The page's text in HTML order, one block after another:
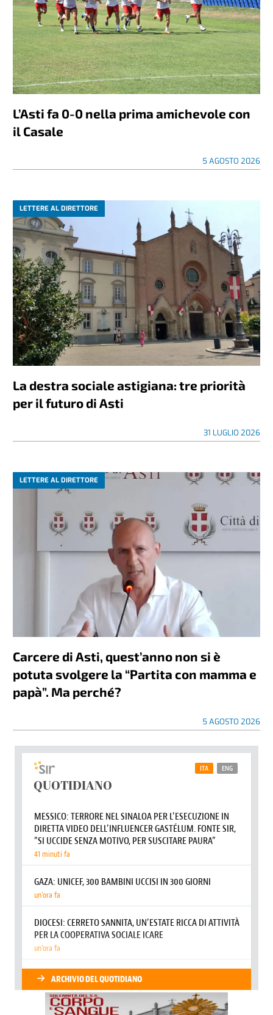
L’Asti fa 0-0 nella prima amichevole con
il Casale
5 AGOSTO 2026
LETTERE AL DIRETTORE
La destra sociale astigiana: tre priorità
per il futuro di Asti
31 LUGLIO 2026
LETTERE AL DIRETTORE
Carcere di Asti, quest’anno non si è
potuta svolgere la “Partita con mamma e
papà”. Ma perché?
5 AGOSTO 2026